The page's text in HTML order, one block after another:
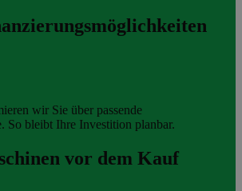
wir Sie über passende
So bleibt Ihre Investition planbar.
vor dem Kauf